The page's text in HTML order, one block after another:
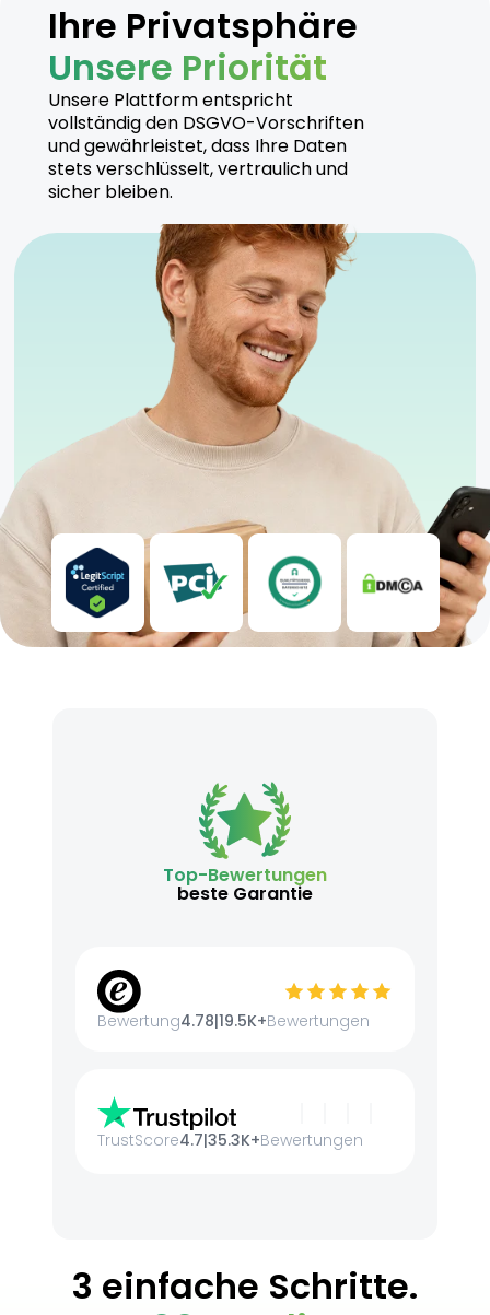
Ihre Privatsphäre
Unsere Priorität
Unsere Plattform entspricht
vollständig den DSGVO-Vorschriften
und gewährleistet, dass Ihre Daten
stets verschlüsselt, vertraulich und
sicher bleiben.
Top-Bewertungen
beste Garantie
Bewertung4.78|19.5K+Bewertungen
TrustScore4.7|35.3K+Bewertungen
3 einfache Schritte.